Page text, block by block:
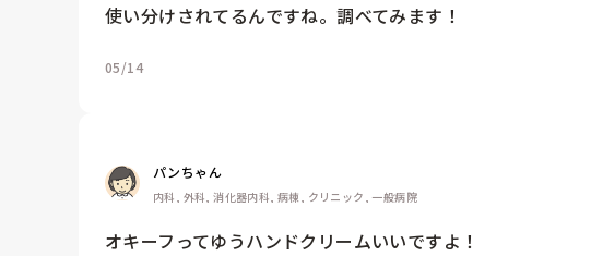
使い分けされてるんですね。調べてみます！
05/14
パンちゃん
内科, 外科, 消化器内科, 病棟, クリニック, 一般病院
オキーフってゆうハンドクリームいいですよ！